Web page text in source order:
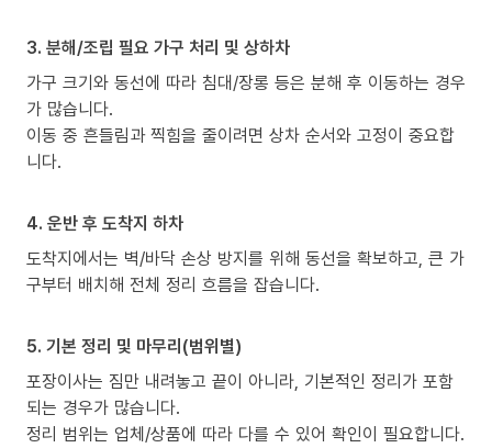
3. 분해/조립 필요 가구 처리 및 상하차
가구 크기와 동선에 따라 침대/장롱 등은 분해 후 이동하는 경우
가 많습니다.
이동 중 흔들림과 찍힘을 줄이려면 상차 순서와 고정이 중요합
니다.
4. 운반 후 도착지 하차
도착지에서는 벽/바닥 손상 방지를 위해 동선을 확보하고, 큰 가
구부터 배치해 전체 정리 흐름을 잡습니다.
5. 기본 정리 및 마무리(범위별)
포장이사는 짐만 내려놓고 끝이 아니라, 기본적인 정리가 포함
되는 경우가 많습니다.
정리 범위는 업체/상품에 따라 다를 수 있어 확인이 필요합니다.